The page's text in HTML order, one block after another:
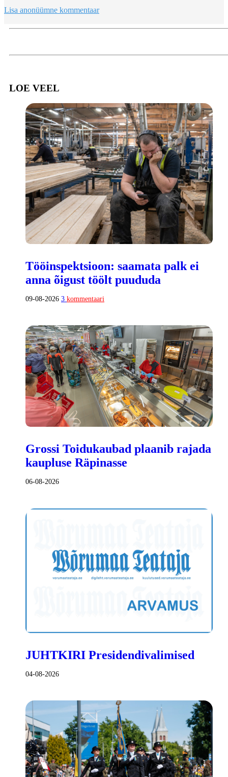
Lisa anonüümne kommentaar
LOE VEEL
Tööinspektsioon: saamata palk ei
anna õigust töölt puududa
09-08-2026 3 kommentaari
Grossi Toidukaubad plaanib rajada
kaupluse Räpinasse
06-08-2026
JUHTKIRI Presidendivalimised
04-08-2026